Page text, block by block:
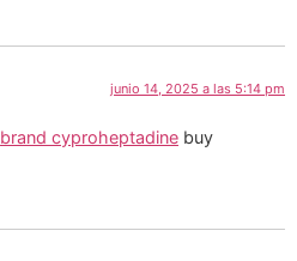
junio 14, 2025 a las 5:14 pm
brand cyproheptadine buy